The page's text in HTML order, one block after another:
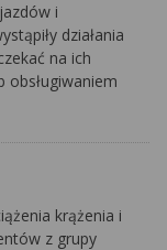
i
działania
na ich
obsługiwaniem
krążenia i
z grupy